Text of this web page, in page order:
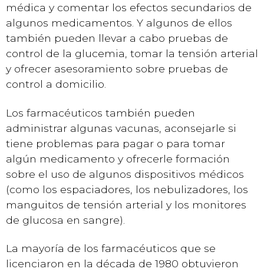
médica y comentar los efectos secundarios de
algunos medicamentos. Y algunos de ellos
también pueden llevar a cabo pruebas de
control de la glucemia, tomar la tensión arterial
y ofrecer asesoramiento sobre pruebas de
control a domicilio.
Los farmacéuticos también pueden
administrar algunas vacunas, aconsejarle si
tiene problemas para pagar o para tomar
algún medicamento y ofrecerle formación
sobre el uso de algunos dispositivos médicos
(como los espaciadores, los nebulizadores, los
manguitos de tensión arterial y los monitores
de glucosa en sangre).
La mayoría de los farmacéuticos que se
licenciaron en la década de 1980 obtuvieron